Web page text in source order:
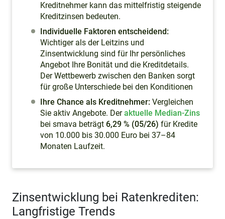
Kreditnehmer kann das mittelfristig steigende
Kreditzinsen bedeuten.
Individuelle Faktoren entscheidend:
Wichtiger als der Leitzins und
Zinsentwicklung sind für Ihr persönliches
Angebot Ihre Bonität und die Kreditdetails.
Der Wettbewerb zwischen den Banken sorgt
für große Unterschiede bei den Konditionen
Ihre Chance als Kreditnehmer: Vergleichen
Sie aktiv Angebote. Deraktuelle Median-Zins
bei smava beträgt 6,29 % (05/26) für Kredite
von 10.000 bis 30.000 Euro bei 37–84
Monaten Laufzeit.
Zinsentwicklung bei Ratenkrediten:
Langfristige Trends